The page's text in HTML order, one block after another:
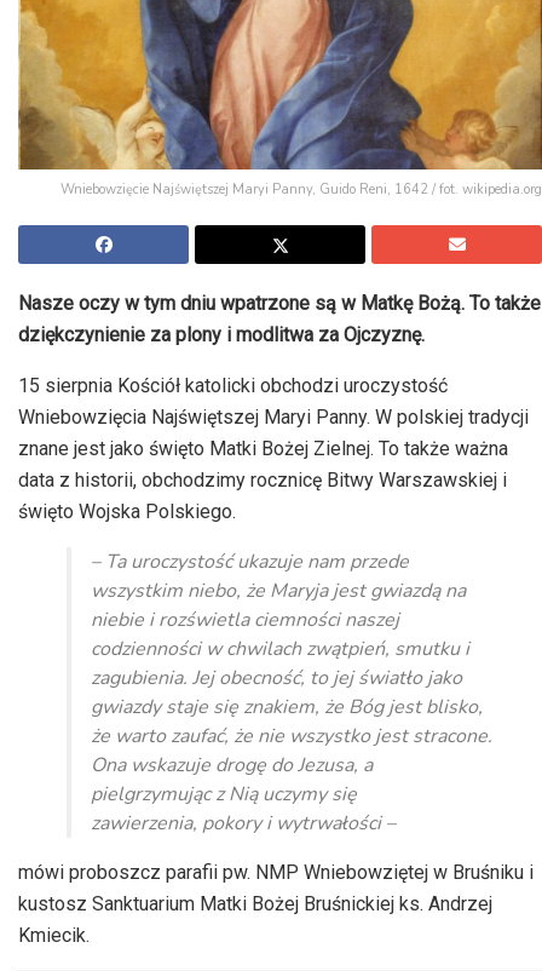
Wniebowzięcie Najświętszej Maryi Panny, Guido Reni, 1642 / fot. wikipedia.org
Nasze oczy w tym dniu wpatrzone są w Matkę Bożą. To także
dziękczynienie za plony i modlitwa za Ojczyznę.
15 sierpnia Kościół katolicki obchodzi uroczystość
Wniebowzięcia Najświętszej Maryi Panny. W polskiej tradycji
znane jest jako święto Matki Bożej Zielnej. To także ważna
data z historii, obchodzimy rocznicę Bitwy Warszawskiej i
święto Wojska Polskiego.
– Ta uroczystość ukazuje nam przede
wszystkim niebo, że Maryja jest gwiazdą na
niebie i rozświetla ciemności naszej
codzienności w chwilach zwątpień, smutku i
zagubienia. Jej obecność, to jej światło jako
gwiazdy staje się znakiem, że Bóg jest blisko,
że warto zaufać, że nie wszystko jest stracone.
Ona wskazuje drogę do Jezusa, a
pielgrzymując z Nią uczymy się
zawierzenia, pokory i wytrwałości –
mówi proboszcz parafii pw. NMP Wniebowziętej w Bruśniku i
kustosz Sanktuarium Matki Bożej Bruśnickiej ks. Andrzej
Kmiecik.